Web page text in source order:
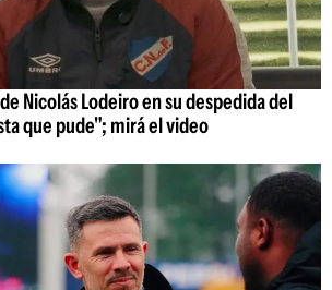
Nicolás Lodeiro en su despedida del
que pude"; mirá el video